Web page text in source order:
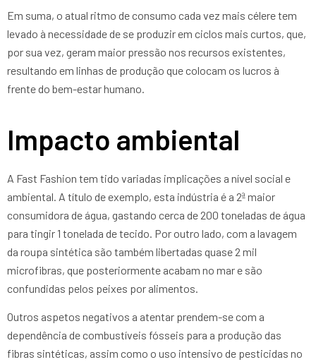
Em suma, o atual ritmo de consumo cada vez mais célere tem
levado à necessidade de se produzir em ciclos mais curtos, que,
por sua vez, geram maior pressão nos recursos existentes,
resultando em linhas de produção que colocam os lucros à
frente do bem-estar humano.
Impacto ambiental
A Fast Fashion tem tido variadas implicações a nível social e
ambiental. A título de exemplo, esta indústria é a 2ª maior
consumidora de água, gastando cerca de 200 toneladas de água
para tingir 1 tonelada de tecido. Por outro lado, com a lavagem
da roupa sintética são também libertadas quase 2 mil
microfibras, que posteriormente acabam no mar e são
confundidas pelos peixes por alimentos.
Outros aspetos negativos a atentar prendem-se com a
dependência de combustíveis fósseis para a produção das
fibras sintéticas, assim como o uso intensivo de pesticidas no